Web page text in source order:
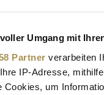
Umgang mit
Partner verarbeiten
IP-Adresse,
Cookies, um